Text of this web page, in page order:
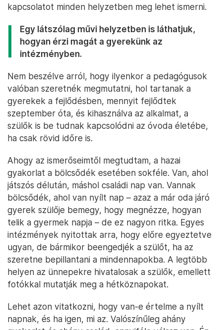
kapcsolatot minden helyzetben meg lehet ismerni.
Egy látszólag művi helyzetben is láthatjuk,
hogyan érzi magát a gyerekünk az
intézményben.
Nem beszélve arról, hogy ilyenkor a pedagógusok
valóban szeretnék megmutatni, hol tartanak a
gyerekek a fejlődésben, mennyit fejlődtek
szeptember óta, és kihasználva az alkalmat, a
szülők is be tudnak kapcsolódni az óvoda életébe,
ha csak rövid időre is.
Ahogy az ismerőseimtől megtudtam, a hazai
gyakorlat a bölcsődék esetében sokféle. Van, ahol
játszós délután, máshol családi nap van. Vannak
bölcsődék, ahol van nyílt nap – azaz a már oda járó
gyerek szülője bemegy, hogy megnézze, hogyan
telik a gyermek napja – de ez nagyon ritka. Egyes
intézmények nyitottak arra, hogy előre egyeztetve
ugyan, de bármikor beengedjék a szülőt, ha az
szeretne bepillantani a mindennapokba. A legtöbb
helyen az ünnepekre hivatalosak a szülők, emellett
fotókkal mutatják meg a hétköznapokat.
Lehet azon vitatkozni, hogy van-e értelme a nyílt
napnak, és ha igen, mi az. Valószínűleg ahány